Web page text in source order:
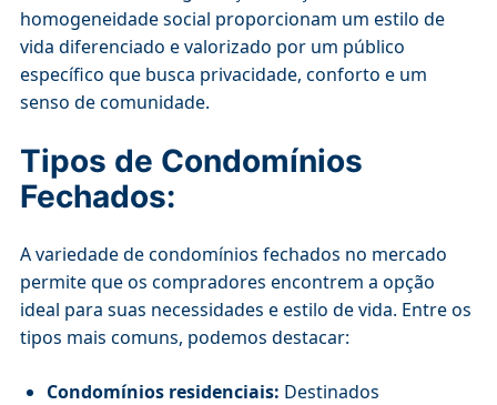
homogeneidade social proporcionam um estilo de
vida diferenciado e valorizado por um público
específico que busca privacidade, conforto e um
senso de comunidade.
Tipos de Condomínios
Fechados:
A variedade de condomínios fechados no mercado
permite que os compradores encontrem a opção
ideal para suas necessidades e estilo de vida. Entre os
tipos mais comuns, podemos destacar:
Condomínios residenciais: Destinados